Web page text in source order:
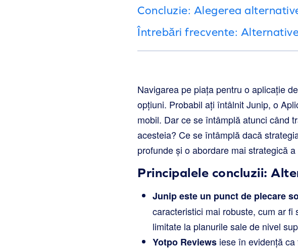
Concluzie: Alegerea
Întrebări frecvente:
Navigarea pe piața pentru o aplicație
opțiuni. Probabil ați întâlnit Junip, o
mobil. Dar ce se întâmplă atunci când
acesteia? Ce se întâmplă dacă
profunde și o abordare mai strategică
Principalele concluzii:
Junip este un punct de plecare
caracteristici mai robuste, cum ar
limitate la planurile sale de nivel
Yotpo Reviews iese în evidență